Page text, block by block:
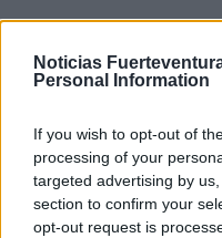
Noticias
Personal Information
If you wish to opt-out of
processing of your
targeted advertising by
section to confirm your
opt-out request is
Juan Jiménez es el
la vara de alcalde,
Gutiérrez (hermano
concejal de CC y
NC-AMF… y que no
el discurso